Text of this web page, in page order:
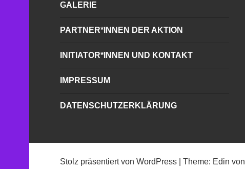
GALERIE
PARTNER*INNEN DER AKTION
INITIATOR*INNEN UND KONTAKT
IMPRESSUM
DATENSCHUTZERKLÄRUNG
Stolz präsentiert von WordPress Theme: Edin von